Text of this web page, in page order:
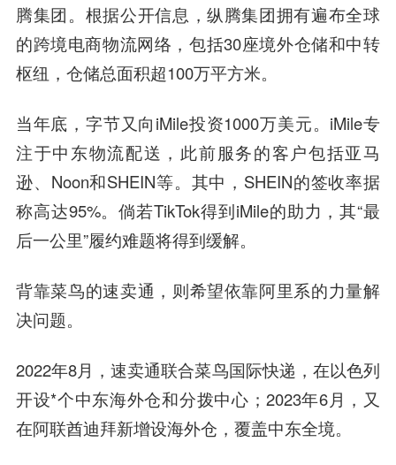
腾集团。根据公开信息，纵腾集团拥有遍布全球
的跨境电商物流网络，包括30座境外仓储和中转
枢纽，仓储总面积超100万平方米。
当年底，字节又向iMile投资1000万美元。iMile专
注于中东物流配送，此前服务的客户包括亚马
逊、Noon和SHEIN等。其中，SHEIN的签收率据
称高达95%。倘若TikTok得到iMile的助力，其“最
后一公里”履约难题将得到缓解。
背靠菜鸟的速卖通，则希望依靠阿里系的力量解
决问题。
2022年8月，速卖通联合菜鸟国际快递，在以色列
开设*个中东海外仓和分拨中心；2023年6月，又
在阿联酋迪拜新增设海外仓，覆盖中东全境。